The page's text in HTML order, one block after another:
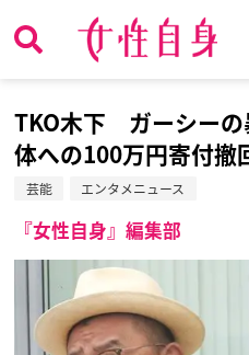
TKO木下 ガーシーの
体への100万円寄付撤
芸能 エンタメニュース
『女性自身』編集部